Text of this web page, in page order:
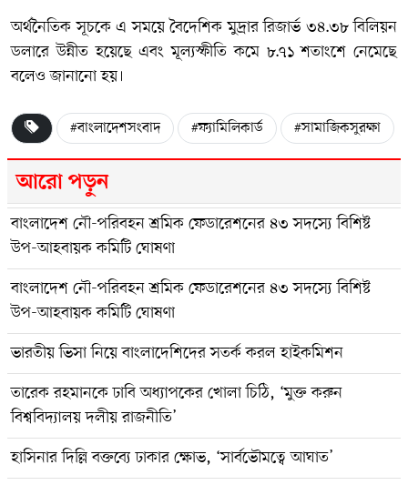
অর্থনৈতিক সূচকে এ সময়ে বৈদেশিক মুদ্রার রিজার্ভ ৩৪.৩৮ বিলিয়ন
ডলারে উন্নীত হয়েছে এবং মূল্যস্ফীতি কমে ৮.৭১ শতাংশে নেমেছে
বলেও জানানো হয়।
#বাংলাদেশসংবাদ #ফ্যামিলিকার্ড #সামাজিকসুরক্ষা
আরো পড়ুন
বাংলাদেশ নৌ-পরিবহন শ্রমিক ফেডারেশনের ৪৩ সদস্যে বিশিষ্ট
উপ-আহবায়ক কমিটি ঘোষণা
বাংলাদেশ নৌ-পরিবহন শ্রমিক ফেডারেশনের ৪৩ সদস্যে বিশিষ্ট
উপ-আহবায়ক কমিটি ঘোষণা
ভারতীয় ভিসা নিয়ে বাংলাদেশিদের সতর্ক করল হাইকমিশন
তারেক রহমানকে ঢাবি অধ্যাপকের খোলা চিঠি, ‘মুক্ত করুন
বিশ্ববিদ্যালয় দলীয় রাজনীতি’
হাসিনার দিল্লি বক্তব্যে ঢাকার ক্ষোভ, ‘সার্বভৌমত্বে আঘাত’